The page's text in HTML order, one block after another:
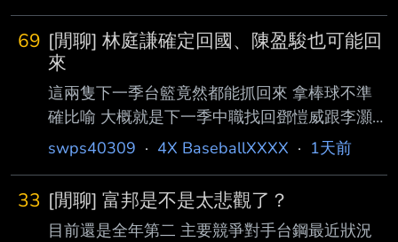
--
69 [閒聊] 林庭謙確定回國、陳盈駿也可能回
來
這兩隻下一季台籃竟然都能抓回來 拿棒球不準
確比喻 大概就是下一季中職找回鄧愷威跟李灝
宇吧 --
swps40309 · 4X BaseballXXXX · 1天前
33 [閒聊] 富邦是不是太悲觀了？
目前還是全年第二 主要競爭對手台鋼最近狀況